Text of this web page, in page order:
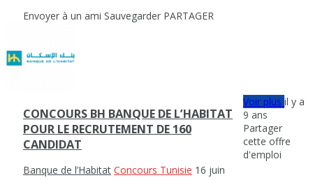
Envoyer à un ami Sauvegarder PARTAGER
CONCOURS BH BANQUE DE L’HABITAT
POUR LE RECRUTEMENT DE 160
CANDIDAT
Banque de l’Habitat Concours Tunisie 16 juin
Voir plusil y a
9 ans
Partager
cette offre
d'emploi